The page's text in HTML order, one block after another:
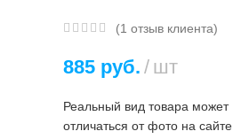
(1 отзыв клиента)
885руб. шт
Реальный вид товара может
отличаться от фото на сайте